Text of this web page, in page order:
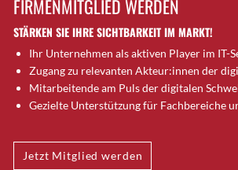
Brugg AG
Brütten
Bubendorf
Bubikon
Buchs (SG)
Bäretswil
Bülach
FIRMENMITGLIED WERDEN
STÄRKEN SIE IHRE SICHTBARKEIT IM MARKT!
Ihr Unternehmen als aktiven Player im IT-
Zugang zu relevanten Akteur:innen der
Mitarbeitende am Puls der digitalen
Gezielte Unterstützung für Fachbereiche
Jetzt Mitglied werden